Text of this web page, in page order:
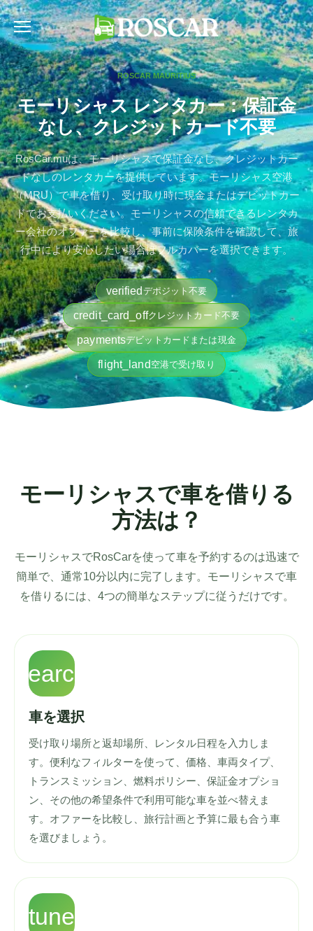
Skip
to
content
ROSCAR MAURITIUS
モーリシャス レンタカー：保証金
なし、クレジットカード不要
RosCar.muは、モーリシャスで保証金なし、クレジットカー
ドなしのレンタカーを提供しています。モーリシャス空港
（MRU）で車を借り、受け取り時に現金またはデビットカー
ドでお支払いください。モーリシャスの信頼できるレンタカ
ー会社のオファーを比較し、事前に保険条件を確認して、旅
行中により安心したい場合はフルカバーを選択できます。
verified デポジット不要
credit_card_offクレジットカード不要
paymentsデビットカードまたは現金
flight_land 空港で受け取り
モーリシャスで車を借りる
方法は？
モーリシャスでRosCarを使って車を予約するのは迅速で
簡単で、通常10分以内に完了します。モーリシャスで車
を借りるには、4つの簡単なステップに従うだけです。
search
車を選択
受け取り場所と返却場所、レンタル日程を入力しま
す。便利なフィルターを使って、価格、車両タイプ、
トランスミッション、燃料ポリシー、保証金オプショ
ン、その他の希望条件で利用可能な車を並べ替えま
す。オファーを比較し、旅行計画と予算に最も合う車
を選びましょう。
tune